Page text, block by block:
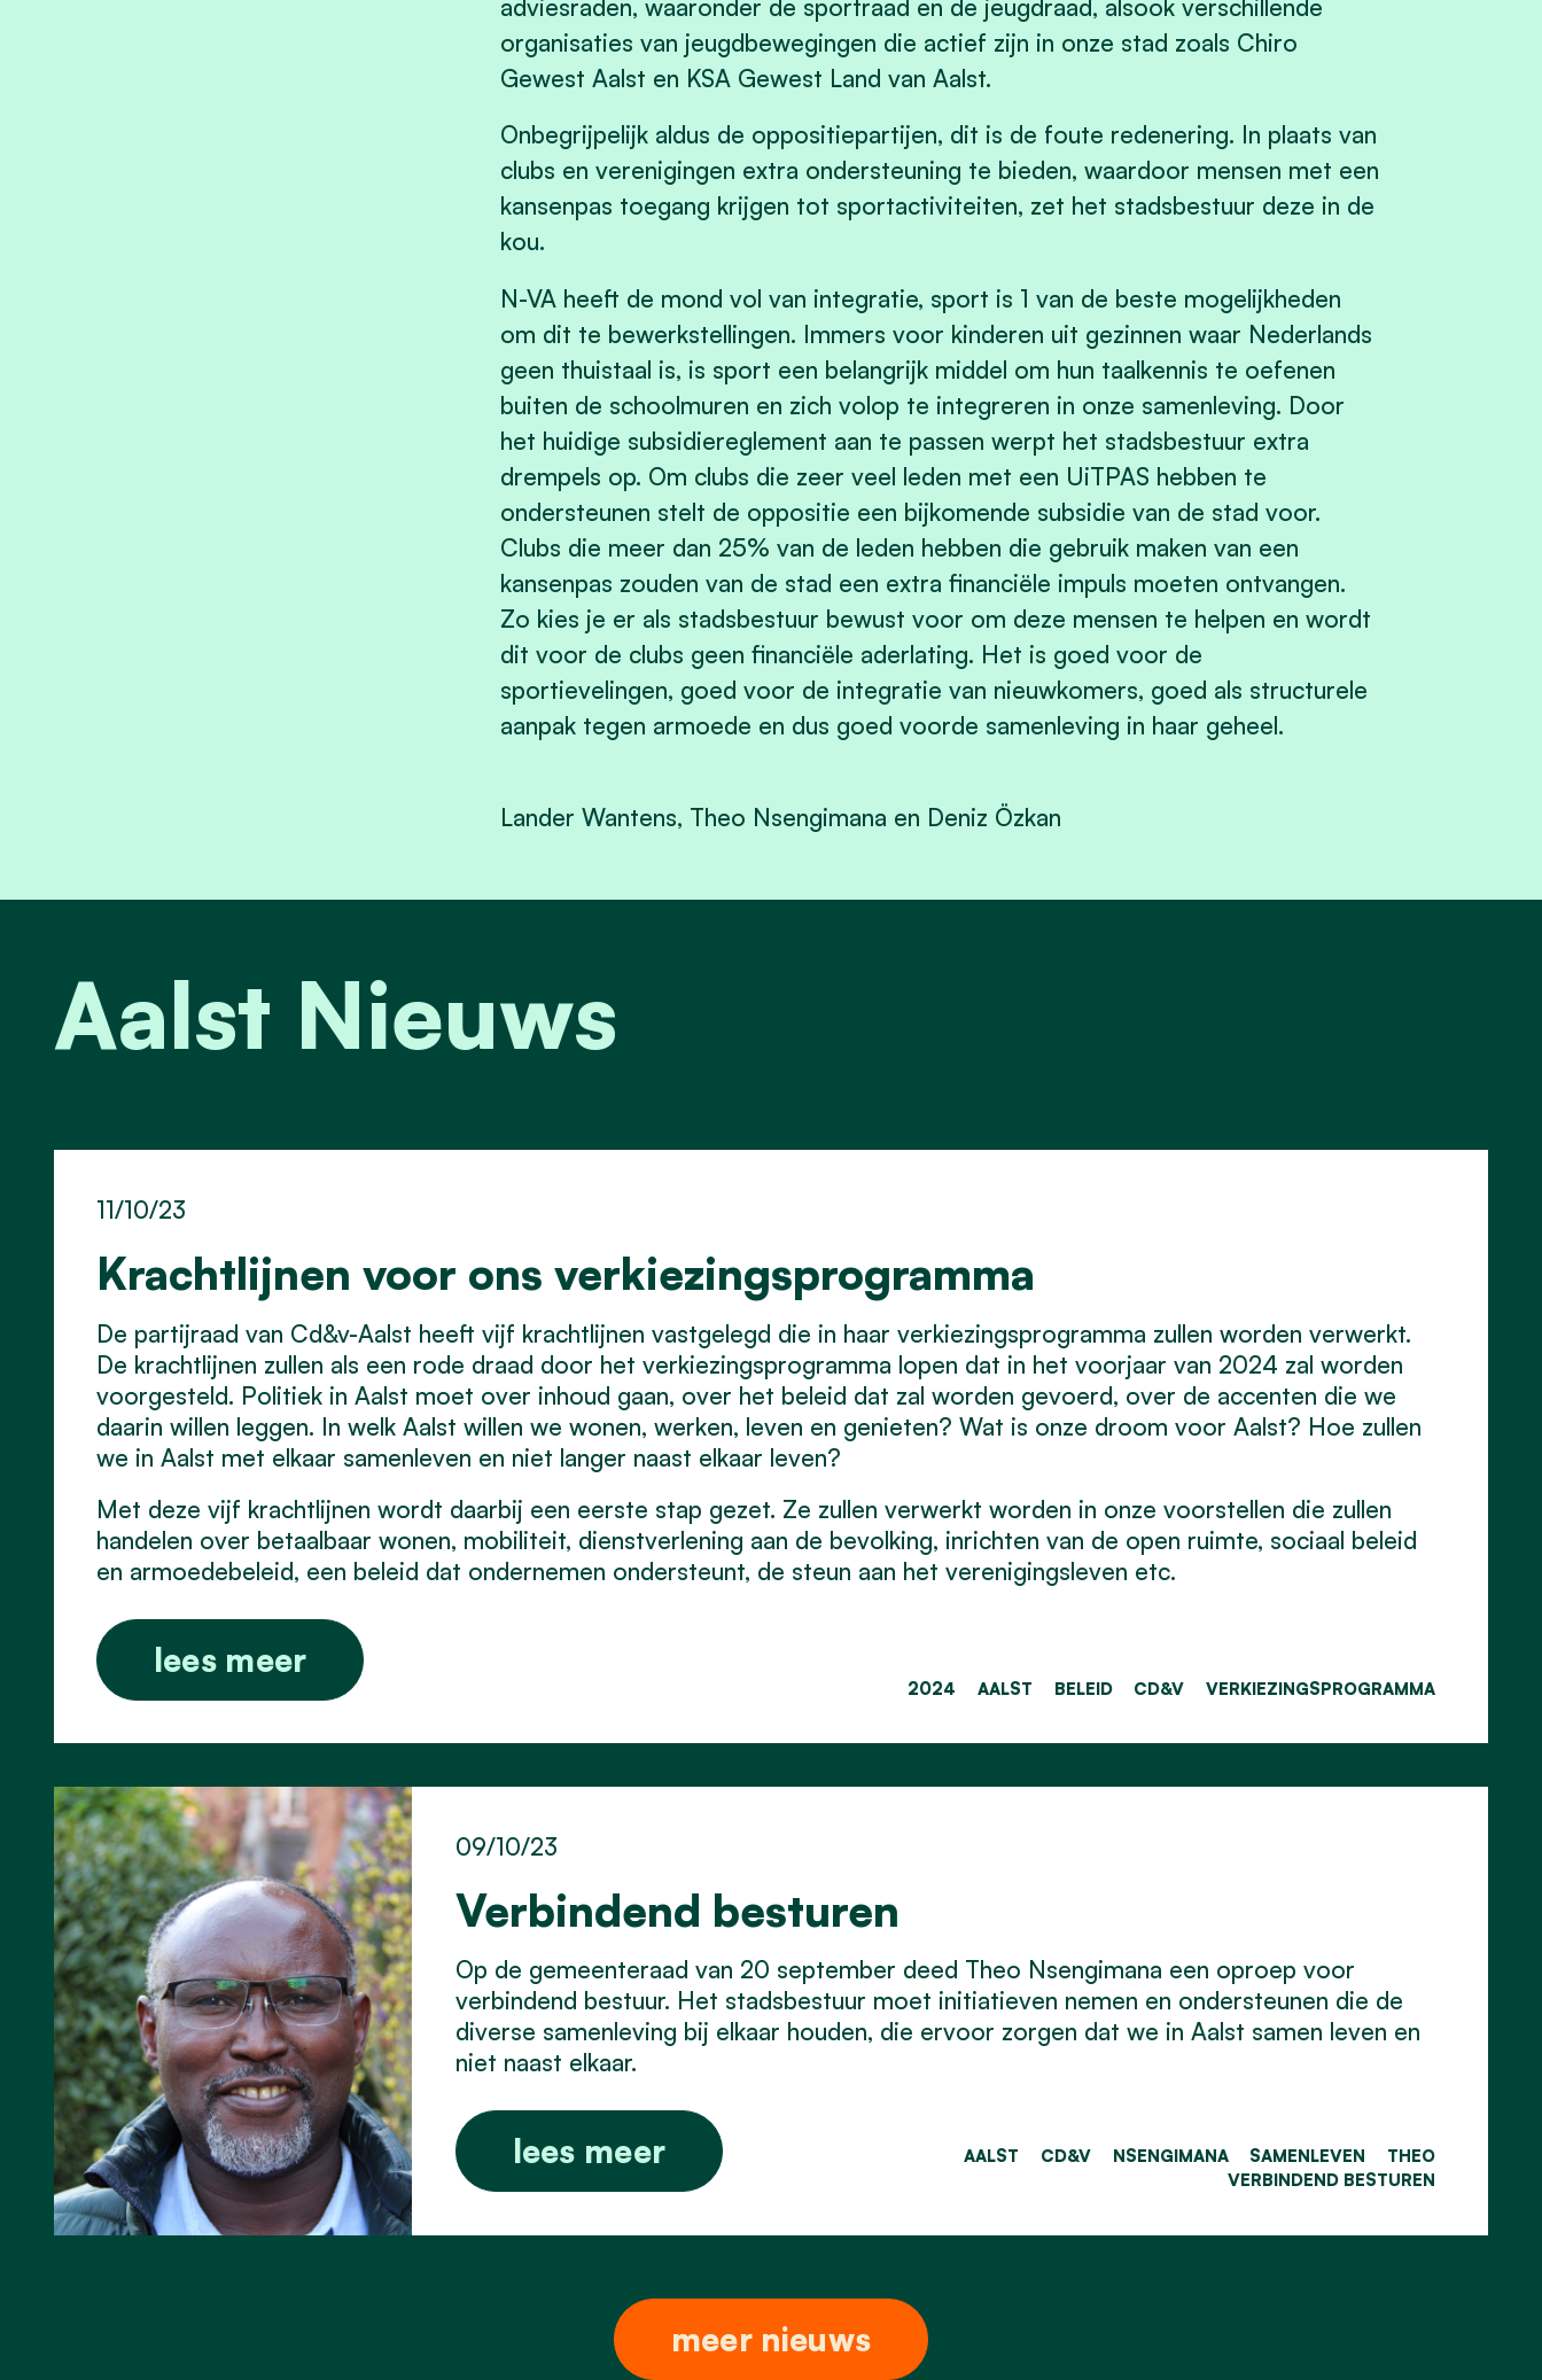
adviesraden, waaronder de sportraad en de jeugdraad, alsook verschillende
organisaties van jeugdbewegingen die actief zijn in onze stad zoals Chiro
Gewest Aalst en KSA Gewest Land van Aalst.
Onbegrijpelijk aldus de oppositiepartijen, dit is de foute redenering. In plaats van
clubs en verenigingen extra ondersteuning te bieden, waardoor mensen met een
kansenpas toegang krijgen tot sportactiviteiten, zet het stadsbestuur deze in de
kou.
N-VA heeft de mond vol van integratie, sport is 1 van de beste mogelijkheden
om dit te bewerkstellingen. Immers voor kinderen uit gezinnen waar Nederlands
geen thuistaal is, is sport een belangrijk middel om hun taalkennis te oefenen
buiten de schoolmuren en zich volop te integreren in onze samenleving. Door
het huidige subsidiereglement aan te passen werpt het stadsbestuur extra
drempels op. Om clubs die zeer veel leden met een UiTPAS hebben te
ondersteunen stelt de oppositie een bijkomende subsidie van de stad voor.
Clubs die meer dan 25% van de leden hebben die gebruik maken van een
kansenpas zouden van de stad een extra financiële impuls moeten ontvangen.
Zo kies je er als stadsbestuur bewust voor om deze mensen te helpen en wordt
dit voor de clubs geen financiële aderlating. Het is goed voor de
sportievelingen, goed voor de integratie van nieuwkomers, goed als structurele
aanpak tegen armoede en dus goed voorde samenleving in haar geheel.
Lander Wantens, Theo Nsengimana en Deniz Özkan
Aalst Nieuws
Krachtlijnen voor ons verkiezingsprogramma
11/10/23
De partijraad van Cd&v-Aalst heeft vijf krachtlijnen vastgelegd die in haar verkiezingsprogramma zullen worden verwerkt.
De krachtlijnen zullen als een rode draad door het verkiezingsprogramma lopen dat in het voorjaar van 2024 zal worden
voorgesteld. Politiek in Aalst moet over inhoud gaan, over het beleid dat zal worden gevoerd, over de accenten die we
daarin willen leggen. In welk Aalst willen we wonen, werken, leven en genieten? Wat is onze droom voor Aalst? Hoe zullen
we in Aalst met elkaar samenleven en niet langer naast elkaar leven?
Met deze vijf krachtlijnen wordt daarbij een eerste stap gezet. Ze zullen verwerkt worden in onze voorstellen die zullen
handelen over betaalbaar wonen, mobiliteit, dienstverlening aan de bevolking, inrichten van de open ruimte, sociaal beleid
en armoedebeleid, een beleid dat ondernemen ondersteunt, de steun aan het verenigingsleven etc.
lees meer
2024 AALST BELEID CD&V VERKIEZINGSPROGRAMMA
Verbindend besturen
09/10/23
Op de gemeenteraad van 20 september deed Theo Nsengimana een oproep voor
verbindend bestuur. Het stadsbestuur moet initiatieven nemen en ondersteunen die de
diverse samenleving bij elkaar houden, die ervoor zorgen dat we in Aalst samen leven en
niet naast elkaar.
lees meer AALST CD&V NSENGIMANA SAMENLEVEN
THEO
VERBINDEND BESTUREN
meer nieuws